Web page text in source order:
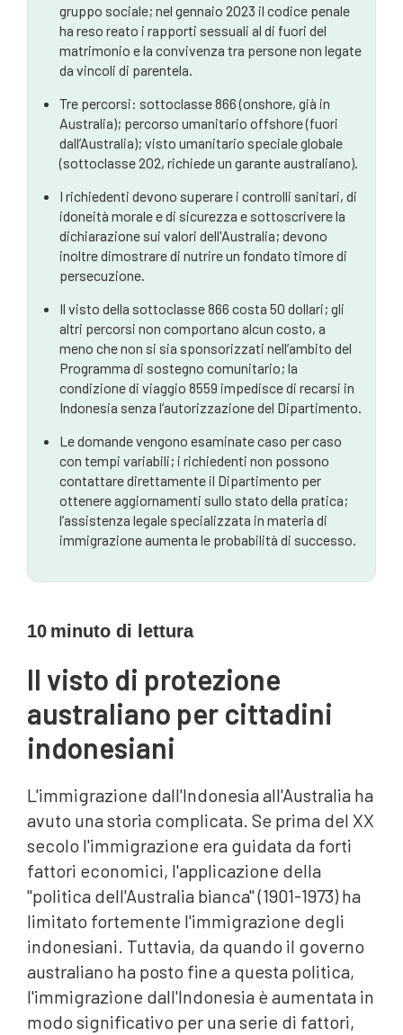
gruppo sociale; nel gennaio 2023 il codice penale
ha reso reato i rapporti sessuali al di fuori del
matrimonio e la convivenza tra persone non legate
da vincoli di parentela.
Tre percorsi: sottoclasse 866 (onshore, già in
Australia); percorso umanitario offshore (fuori
dall’Australia); visto umanitario speciale globale
(sottoclasse 202, richiede un garante australiano).
I richiedenti devono superare i controlli sanitari, di
idoneità morale e di sicurezza e sottoscrivere la
dichiarazione sui valori dell'Australia; devono
inoltre dimostrare di nutrire un fondato timore di
persecuzione.
Il visto della sottoclasse 866 costa 50 dollari; gli
altri percorsi non comportano alcun costo, a
meno che non si sia sponsorizzati nell’ambito del
Programma di sostegno comunitario; la
condizione di viaggio 8559 impedisce di recarsi in
Indonesia senza l’autorizzazione del Dipartimento.
Le domande vengono esaminate caso per caso
con tempi variabili; i richiedenti non possono
contattare direttamente il Dipartimento per
ottenere aggiornamenti sullo stato della pratica;
l’assistenza legale specializzata in materia di
immigrazione aumenta le probabilità di successo.
10 minuto di lettura
Il visto di protezione
australiano per cittadini
indonesiani
L'immigrazione dall'Indonesia all'Australia ha
avuto una storia complicata. Se prima del XX
secolo l'immigrazione era guidata da forti
fattori economici, l'applicazione della
"politica dell'Australia bianca" (1901-1973) ha
limitato fortemente l'immigrazione degli
indonesiani. Tuttavia, da quando il governo
australiano ha posto fine a questa politica,
l'immigrazione dall'Indonesia è aumentata in
modo significativo per una serie di fattori,